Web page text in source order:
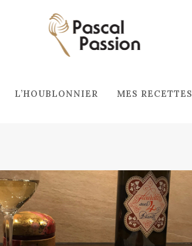
L’HOUBLONNIER MES RECETTES